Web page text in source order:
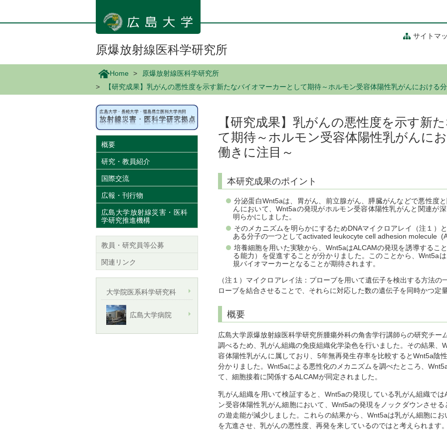
ン
サイトマ
原爆放射線医科学研究所
Home
原爆放射線医科学研究所
【研究成果】乳がんの悪性度を示す新たなバイオマーカーとして期待～ホルモン受容体陽性乳がんにおける
【研究成果】乳がんの悪性度を示す新
て期待～ホルモン受容体陽性乳がんに
働きに注目～
本研究成果のポイント
分泌蛋白Wnt5aは、胃がん、前立腺がん、膵臓がんなどで悪性度
んにおいて、Wnt5aの発現がホルモン受容体陽性乳がんと関連が
明らかにしました。
そのメカニズムを明らかにするためDNAマイクロアレイ（注１）
ある分子の一つとしてactivated leukocyte cell adhesion molecule
培養細胞を用いた実験から、Wnt5aはALCAMの発現を誘導するこ
る能力）を促進することが分かりました。このことから、Wnt5a
規バイオマーカーとなることが期待されます。
（注１）マイクロアレイ法：プローブを用いて遺伝子を検出する方法
ローブを結合させることで、それらに対応した数の遺伝子を同時かつ定
概要
広島大学原爆放射線医科学研究所腫瘍外科の角舎学行講師らの研究チー
調べるため、乳がん組織の免疫組織化学染色を行いました。その結果、
容体陽性乳がんに属しており、5年無再発生存率を比較するとWnt5a陰
分かりました。Wnt5aによる悪性化のメカニズムを調べたところ、
て、細胞接着に関係するALCAMが同定されました。
乳がん組織を用いて検証すると、Wnt5aの発現している乳がん組織で
ン受容体陽性乳がん細胞において、Wnt5aの発現をノックダウンさせ
の遊走能が減少しました。これらの結果から、Wnt5aは乳がん細胞に
を亢進させ、乳がんの悪性度、再発を来しているのではと考えられます
概要
研究・教員紹介
国際交流
広報・刊行物
広島大学放射線災害・医科
学研究推進機構
教員・研究員等公募
関連リンク
大学院医系科学研究科
広島大学病院